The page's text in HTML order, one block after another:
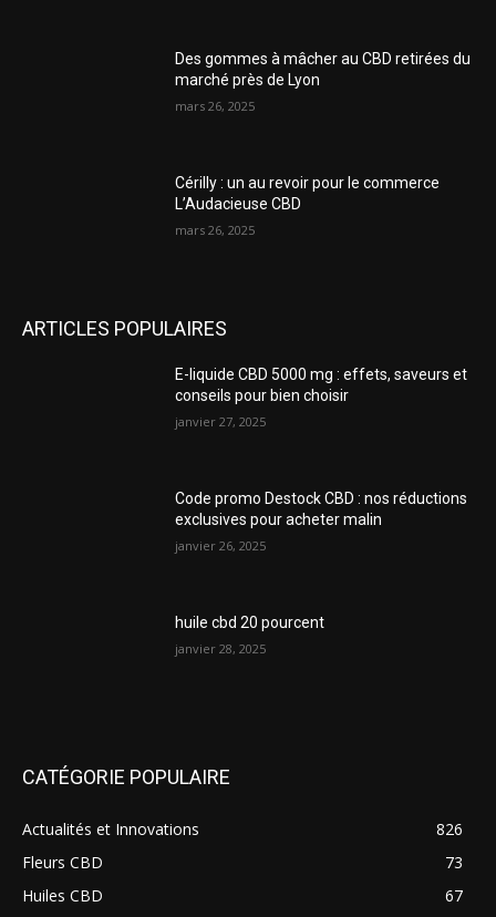
Des gommes à mâcher au CBD retirées du
marché près de Lyon
mars 26, 2025
Cérilly : un au revoir pour le commerce
L’Audacieuse CBD
mars 26, 2025
ARTICLES POPULAIRES
E-liquide CBD 5000 mg : effets, saveurs et
conseils pour bien choisir
janvier 27, 2025
Code promo Destock CBD : nos réductions
exclusives pour acheter malin
janvier 26, 2025
huile cbd 20 pourcent
janvier 28, 2025
CATÉGORIE POPULAIRE
Actualités et Innovations
826
Fleurs CBD
73
Huiles CBD
67